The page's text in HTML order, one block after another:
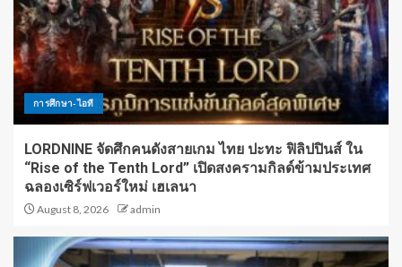
การศึกษา-ไอที
LORDNINE จัดศึกคนดังสายเกม ไทย ปะทะ ฟิลิปปินส์ ใน
“Rise of the Tenth Lord” เปิดสงครามกิลด์ข้ามประเทศ
ฉลองเซิร์ฟเวอร์ใหม่ เฮเลนา
August 8, 2026 admin